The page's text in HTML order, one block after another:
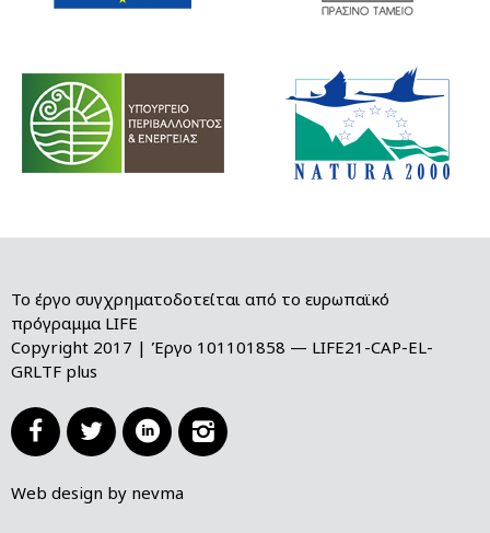
Το έργο συγχρηματοδοτείται από το ευρωπαϊκό
πρόγραμμα LIFE
Copyright 2017 | Έργο 101101858 — LIFE21-CAP-EL-
GRLTF plus
   
Web design by nevma